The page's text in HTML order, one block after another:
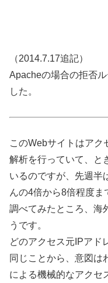
（2014.7.17追記）
Apacheの場合の拒否
した。
このWebサイトはアク
解析を行っていて、と
いるのですが、先週半
んの4倍から8倍程度ま
調べてみたところ、海
うです。
どのアクセス元IPアド
同じことから、意図は
による機械的なアクセ